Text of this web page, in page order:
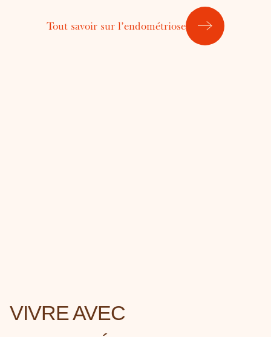
Tout savoir sur l’endométriose
VIVRE AVEC